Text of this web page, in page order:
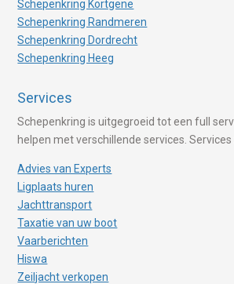
Schepenkring Kortgene
Schepenkring Randmeren
Schepenkring Dordrecht
Schepenkring Heeg
Services
Schepenkring is uitgegroeid tot een full
helpen met verschillende services. Services
Advies van Experts
Ligplaats huren
Jachttransport
Taxatie van uw boot
Vaarberichten
Hiswa
Zeiljacht verkopen